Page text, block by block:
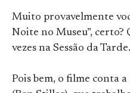
Muito provavelmente
Noite no Museu”, certo?
vezes na Sessão da Tarde.
Pois bem, o filme conta